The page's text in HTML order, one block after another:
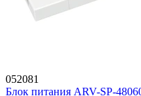
052081
Блок питания ARV-SP-